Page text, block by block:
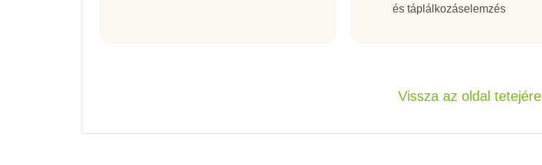
és táplálkozáselemzés
Vissza az oldal tetejére